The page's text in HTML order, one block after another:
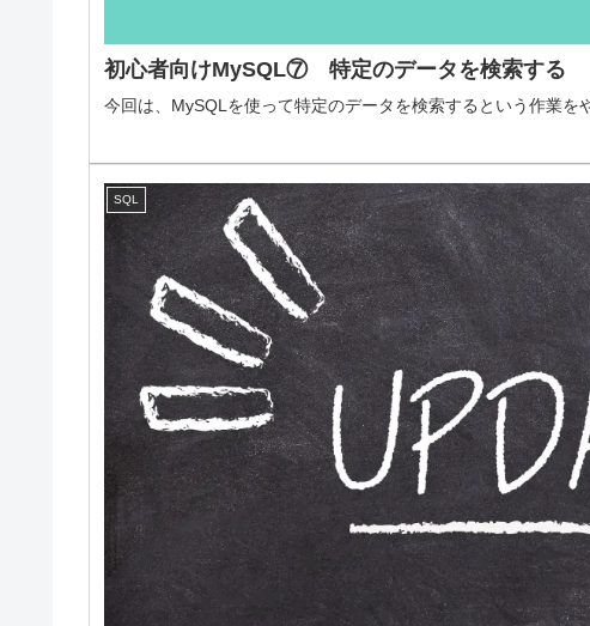
初心者向けMySQL⑦ 特定のデータを検索する
今回は、MySQLを使って特定のデータを検索するという作業を
SQL